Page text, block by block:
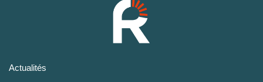
Actualités